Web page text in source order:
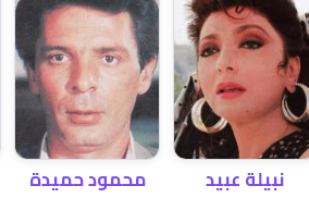
نبيلة عبيد محمود حميدة